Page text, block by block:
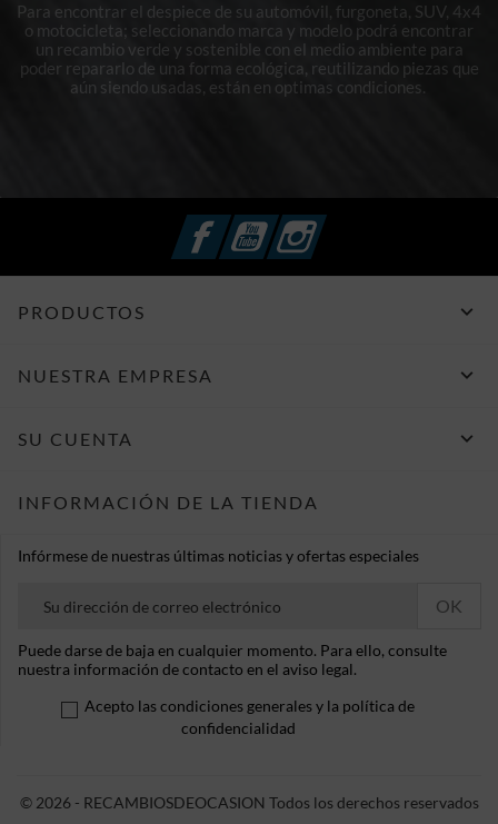
Para encontrar el despiece de su automóvil, furgoneta, SUV, 4x4
o motocicleta; seleccionando marca y modelo podrá encontrar
un recambio verde y sostenible con el medio ambiente para
poder repararlo de una forma ecológica, reutilizando piezas que
aún siendo usadas, están en optimas condiciones.
FacebookYouTubeInstagram
PRODUCTOS 
NUESTRA EMPRESA 
SU CUENTA 
INFORMACIÓN DE LA TIENDA
Infórmese de nuestras últimas noticias y ofertas especiales
Puede darse de baja en cualquier momento. Para ello, consulte
nuestra información de contacto en el aviso legal.
Acepto las condiciones generales y la política de
confidencialidad
© 2026 - RECAMBIOSDEOCASION Todos los derechos reservados